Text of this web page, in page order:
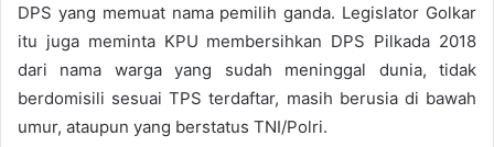
DPS yang memuat nama pemilih ganda. Legislator Golkar
itu juga meminta KPU membersihkan DPS Pilkada 2018
dari nama warga yang sudah meninggal dunia, tidak
berdomisili sesuai TPS terdaftar, masih berusia di bawah
umur, ataupun yang berstatus TNI/Polri.